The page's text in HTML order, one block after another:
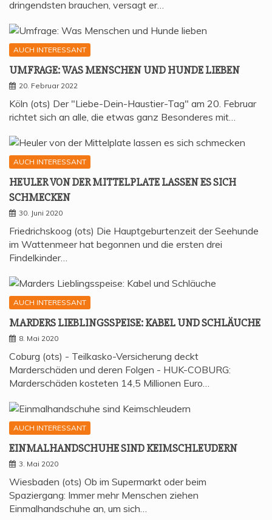
dringendsten brauchen, versagt er…
AUCH INTERESSANT
UMFRA­GE: WAS MEN­SCHEN UND HUN­DE LIEBEN
20. Februar 2022
Köln (ots) Der "Liebe-Dein-Haustier-Tag" am 20. Februar
richtet sich an alle, die etwas ganz Besonderes mit…
AUCH INTERESSANT
HEU­LER VON DER MIT­TEL­P­LA­TE LAS­SEN ES SICH
SCHMECKEN
30. Juni 2020
Friedrichskoog (ots) Die Hauptgeburtenzeit der Seehunde
im Wattenmeer hat begonnen und die ersten drei
Findelkinder…
AUCH INTERESSANT
MAR­DERS LIEB­LINGS­SPEI­SE: KABEL UND SCHLÄUCHE
8. Mai 2020
Coburg (ots) - Teilkasko-Versicherung deckt
Marderschäden und deren Folgen - HUK-COBURG:
Marderschäden kosteten 14,5 Millionen Euro…
AUCH INTERESSANT
EIN­MAL­HAND­SCHU­HE SIND KEIMSCHLEUDERN
3. Mai 2020
Wiesbaden (ots) Ob im Supermarkt oder beim
Spaziergang: Immer mehr Menschen ziehen
Einmalhandschuhe an, um sich…